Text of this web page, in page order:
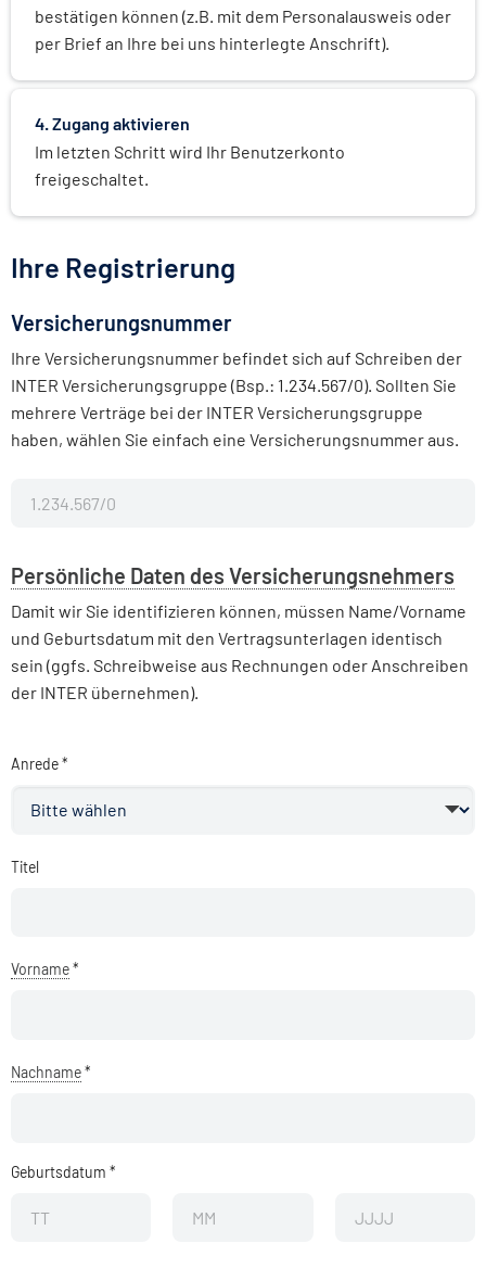
bestätigen können (z.B. mit dem Personalausweis oder
per Brief an Ihre bei uns hinterlegte Anschrift).
4. Zugang aktivieren
Im letzten Schritt wird Ihr Benutzerkonto
freigeschaltet.
Ihre Registrierung
Versicherungsnummer
Ihre Versicherungsnummer befindet sich auf Schreiben der
INTER Versicherungsgruppe (Bsp.: 1.234.567/0). Sollten Sie
mehrere Verträge bei der INTER Versicherungsgruppe
haben, wählen Sie einfach eine Versicherungsnummer aus.
Persönliche Daten des Versicherungsnehmers
Damit wir Sie identifizieren können, müssen Name/Vorname
und Geburtsdatum mit den Vertragsunterlagen identisch
sein (ggfs. Schreibweise aus Rechnungen oder Anschreiben
der INTER übernehmen).
Anrede*
Titel
Vorname*
Nachname*
Geburtsdatum *